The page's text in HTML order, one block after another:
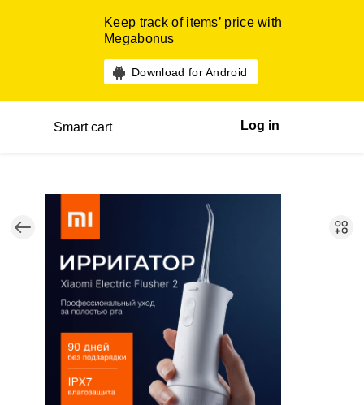
Keep track of items’ price with
Megabonus
Download for Android
Smart cart Log in